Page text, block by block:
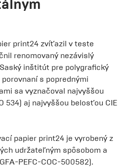
print24 zvíťazil v teste
renomovaný nezávislý
inštitút pre polygrafický
s poprednými
sa vyznačoval najvyššou
534) aj najvyššou belosťou CIE
papier print24 je vyrobený z
udržateľným spôsobom a
PEFC-COC-500582).